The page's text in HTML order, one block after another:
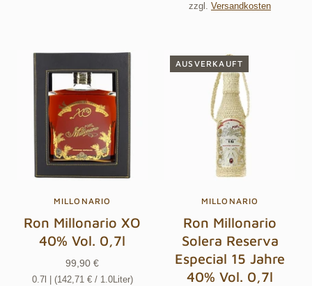
zzgl. Versandkosten
MILLONARIO
Ron Millonario XO
40% Vol. 0,7l
99,90 €
0.7l | (142,71 €/ 1.0Liter)
AUSVERKAUFT
MILLONARIO
Ron Millonario
Solera Reserva
Especial 15 Jahre
40% Vol. 0,7l